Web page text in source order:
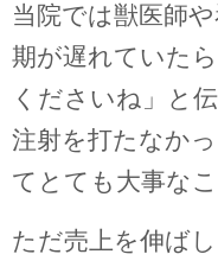
当院では獣医師
期が遅れていた
くださいね」と
注射を打たなか
てとても大事な
ただ売上を伸ば